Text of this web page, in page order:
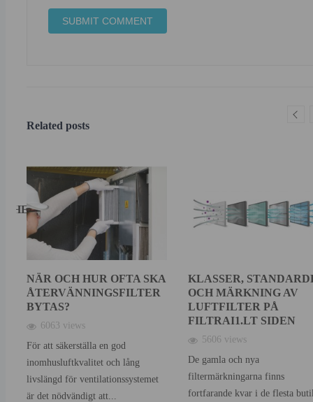
Related posts
NÄR OCH HUR OFTA SKA
ÅTERVÄNNINGSFILTER
BYTAS?
6063 views
För att säkerställa en god
inomhusluftkvalitet och lång
livslängd för ventilationssystemet
är det nödvändigt att...
KLASSER,
OCH MÄRKNING AV
LUFTFILTER PÅ
FILTRAI1.LT SIDEN
5606 views
De gamla och nya
filtermärkningarna finns
fortfarande kvar i de flesta